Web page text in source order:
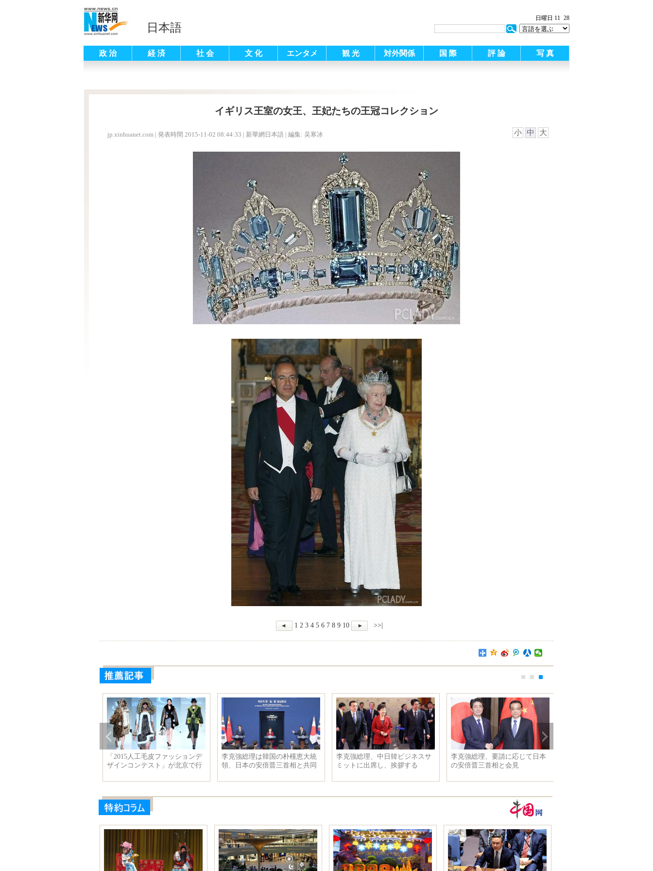
日本語
日曜日 11 28
政 治 経 済 社 会 文 化 エンタメ 観 光 対外関係 国 際 評 論 写 真
イギリス王室の女王、王妃たちの王冠コレクション
jp.xinhuanet.com | 発表時間 2015-11-02 08:44:33 | 新華網日本語 | 編集: 吴寒冰 小 中 大
1 2 3 4 5 6 7 8 9 10 >>|
李克強総理は韓国の朴槿恵大統
領、日本の安倍晋三首相と共同
李克強総理、中日韓ビジネスサ
ミットに出席し、挨拶する
李克強総理、要請に応じて日本
の安倍晋三首相と会見
イギリス王室の女王、王妃たち
の王冠コレクション